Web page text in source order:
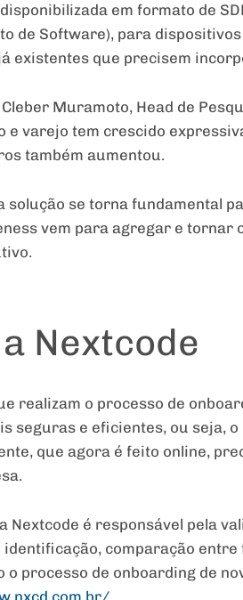
em formato de
de Software), para
existentes que precisem
Muramoto, Head de
e varejo tem crescido
também aumentou.
solução se torna fundamental
vem para agregar e
Nextcode
realizam o processo de
seguras e eficientes, ou seja,
que agora é feito online,
Nextcode é responsável pela
comparação
o processo de onboarding de